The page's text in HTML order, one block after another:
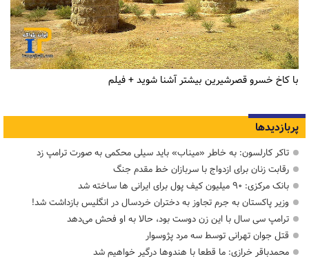
با کاخ خسرو قصرشیرین بیشتر آشنا شوید + فیلم
پربازدیدها
تاکر کارلسون: به خاطر «میناب» باید سیلی محکمی به صورت ترامپ زد
رقابت زنان برای ازدواج با سربازان خط مقدم جنگ
بانک مرکزی: ۹۰ میلیون کیف پول برای ایرانی ها ساخته شد
وزیر پاکستان به جرم تجاوز به دختران خردسال در انگلیس بازداشت شد!
ترامپ سی سال با این زن دوست بود، حالا به او فحش می‌دهد
قتل جوان تهرانی توسط سه مرد پژوسوار
محمدباقر خرازی: ما قطعا با هندوها درگیر خواهیم شد